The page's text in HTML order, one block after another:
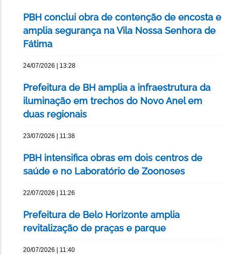
PBH conclui obra de contenção de encosta e
amplia segurança na Vila Nossa Senhora de
Fátima
24/07/2026 | 13:28
Prefeitura de BH amplia a infraestrutura da
iluminação em trechos do Novo Anel em
duas regionais
23/07/2026 | 11:38
PBH intensifica obras em dois centros de
saúde e no Laboratório de Zoonoses
22/07/2026 | 11:26
Prefeitura de Belo Horizonte amplia
revitalização de praças e parque
20/07/2026 | 11:40